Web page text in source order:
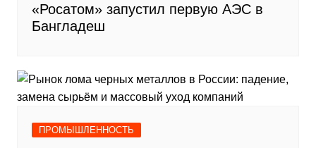
«Росатом» запустил первую АЭС в
Бангладеш
ПРОМЫШЛЕННОСТЬ